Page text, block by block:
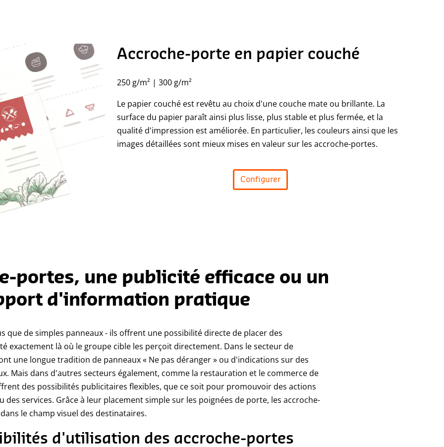
Accroche-porte en papier couché
250 g/m² | 300 g/m²
Le papier couché est revêtu au choix d'une couche mate ou brillante. La
surface du papier paraît ainsi plus lisse, plus stable et plus fermée, et la
qualité d'impression est améliorée. En particulier, les couleurs ainsi que les
images détaillées sont mieux mises en valeur sur les accroche-portes.
Configurer
portes, une publicité efficace ou un
d'information pratique
que de simples panneaux - ils offrent une possibilité directe de placer des
exactement là où le groupe cible les perçoit directement. Dans le secteur de
une longue tradition de panneaux « Ne pas déranger » ou d'indications sur des
Mais dans d'autres secteurs également, comme la restauration et le commerce de
des possibilités publicitaires flexibles, que ce soit pour promouvoir des actions
des services. Grâce à leur placement simple sur les poignées de porte, les accroche-
le champ visuel des destinataires.
d'utilisation des accroche-portes